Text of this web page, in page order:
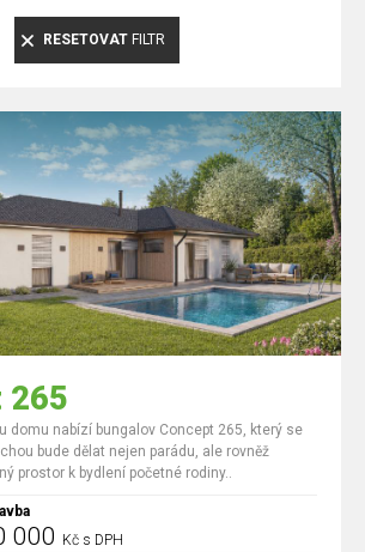
RESETOVAT FILTR
265
domu nabízí bungalov Concept 265, který se
bude dělat nejen parádu, ale rovněž
prostor k bydlení početné rodiny..
000 Kč s DPH